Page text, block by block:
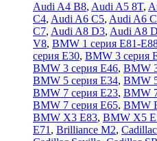
Audi A4 B8, Audi A5 8T,
C4, Audi A6 C5, Audi A6
C7, Audi A8 D3, Audi A8
V8, BMW 1 серия E81-
серия E30, BMW 3 серия
BMW 3 серия E46, BMW
BMW 5 серия E34, BMW
BMW 7 серия E23, BMW
BMW 7 серия E65, BMW
BMW X3 E83, BMW X5
E71 , Brilliance M2,